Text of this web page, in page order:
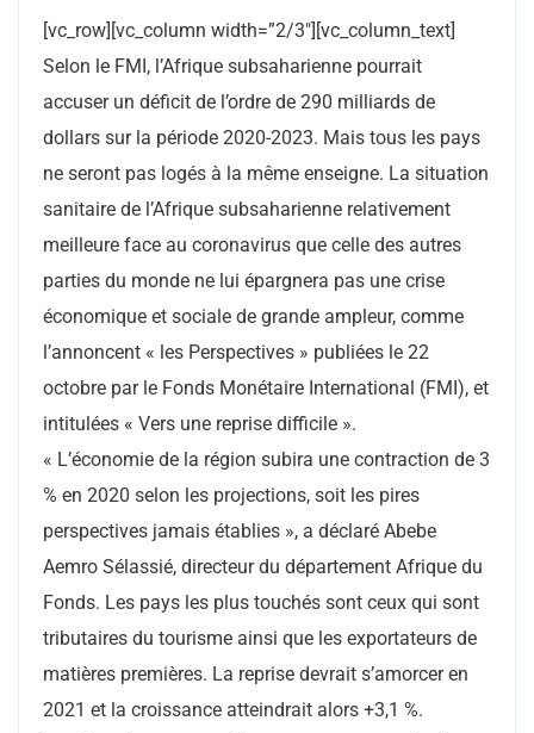
[vc_row][vc_column width=”2/3″][vc_column_text]
Selon le FMI, l’Afrique subsaharienne pourrait
accuser un déficit de l’ordre de 290 milliards de
dollars sur la période 2020-2023. Mais tous les pays
ne seront pas logés à la même enseigne. La situation
sanitaire de l’Afrique subsaharienne relativement
meilleure face au coronavirus que celle des autres
parties du monde ne lui épargnera pas une crise
économique et sociale de grande ampleur, comme
l’annoncent « les Perspectives » publiées le 22
octobre par le Fonds Monétaire International (FMI), et
intitulées « Vers une reprise difficile ».
« L’économie de la région subira une contraction de 3
% en 2020 selon les projections, soit les pires
perspectives jamais établies », a déclaré Abebe
Aemro Sélassié, directeur du département Afrique du
Fonds. Les pays les plus touchés sont ceux qui sont
tributaires du tourisme ainsi que les exportateurs de
matières premières. La reprise devrait s’amorcer en
2021 et la croissance atteindrait alors +3,1 %.